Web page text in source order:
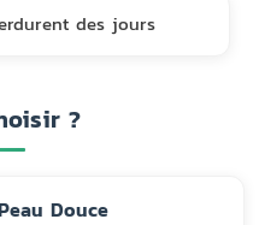
des jours
?
Douce